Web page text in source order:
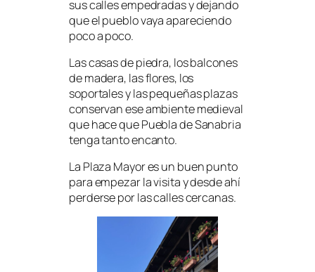
sus calles empedradas y dejando
que el pueblo vaya apareciendo
poco a poco.
Las casas de piedra, los balcones
de madera, las flores, los
soportales y las pequeñas plazas
conservan ese ambiente medieval
que hace que Puebla de Sanabria
tenga tanto encanto.
La Plaza Mayor es un buen punto
para empezar la visita y desde ahí
perderse por las calles cercanas.